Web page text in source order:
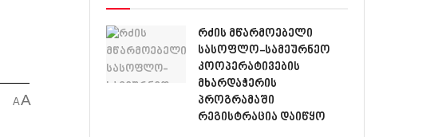
AA
რძის მწარმოებელი
სასოფლო-სამეურნეო
კოოპერატივების
მხარდაჭერის
პროგრამაში
რეგისტრაცია დაიწყო